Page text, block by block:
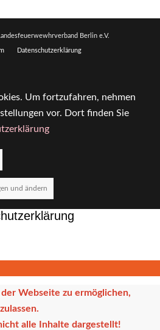
Berlin e.V.
Datenschutzerklärung
Um fortzufahren, nehmen
vor. Dort finden Sie
und ändern
Webseite zu ermöglichen,
alle Inhalte dargestellt!